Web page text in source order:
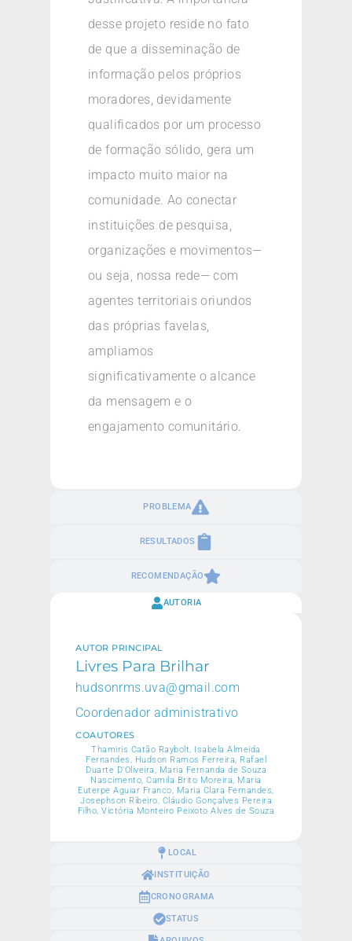
PROBLEMA
RESULTADOS
RECOMENDAÇÃO
desse projeto reside no fato
de que a disseminação de
informação pelos próprios
moradores, devidamente
qualificados por um processo
de formação sólido, gera um
impacto muito maior na
comunidade. Ao conectar
instituições de pesquisa,
organizações e movimentos—
ou seja, nossa rede— com
agentes territoriais oriundos
das próprias favelas,
ampliamos
significativamente o alcance
da mensagem e o
engajamento comunitário.
AUTORIA
LOCAL
INSTITUIÇÃO
CRONOGRAMA
STATUS
AUTOR PRINCIPAL
Livres Para Brilhar
hudsonrms.uva@gmail.com
Coordenador administrativo
COAUTORES
Thamiris Catão Raybolt, Isabela Almeida
Fernandes, Hudson Ramos Ferreira, Rafael
Duarte D'Oliveira, Maria Fernanda de Souza
Nascimento, Camila Brito Moreira, Maria
Euterpe Aguiar Franco, Maria Clara Fernandes,
Josephson Ribeiro, Cláudio Gonçalves Pereira
Filho, Victória Monteiro Peixoto Alves de Souza